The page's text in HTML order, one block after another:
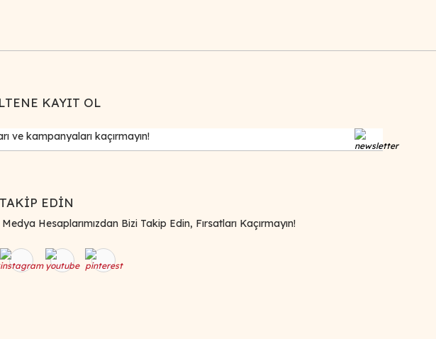
KAYIT OL
EDİN
Hesaplarımızdan Bizi Takip Edin, Fırsatları Kaçırmayın!